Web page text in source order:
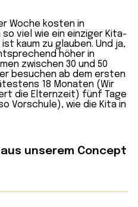
Woche kosten in
viel wie ein einziger Kita-
kaum zu glauben. Und ja,
höher in
zwischen 30 und 50
besuchen ab dem ersten
18 Monaten (Wir
die Elternzeit) fünf Tage
Vorschule), wie die Kita in
unserem Concept